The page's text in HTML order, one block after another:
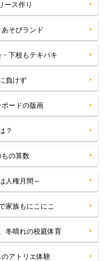
ース作り
そびランド
下校もテキパキ
負けず
ードの版画
？
の算数
人権月間～
家族もにこにこ
冬晴れの校庭体育
アトリエ体験